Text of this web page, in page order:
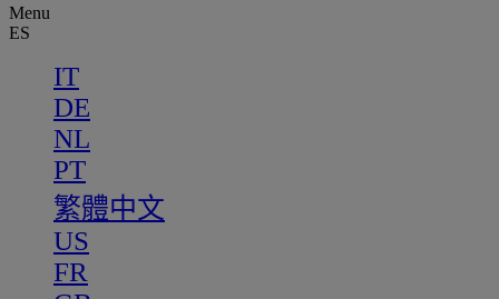
Menu
ES
IT
DE
NL
PT
繁體中文
US
FR